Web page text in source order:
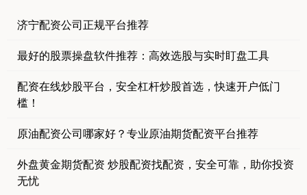
济宁配资公司正规平台推荐
最好的股票操盘软件推荐：高效选股与实时盯盘工具
配资在线炒股平台，安全杠杆炒股首选，快速开户低门
槛！
原油配资公司哪家好？专业原油期货配资平台推荐
外盘黄金期货配资 炒股配资找配资，安全可靠，助你投资
无忧